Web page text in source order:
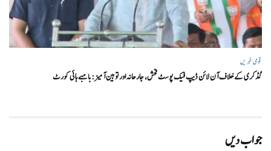
قومی خبریں
گڈکری کے خلاف آن لائن ڈیپ فیک پوسٹ فحش، جارحانہ اور توہین آمیز:بامبے ہائی کورٹ
جواب دیں